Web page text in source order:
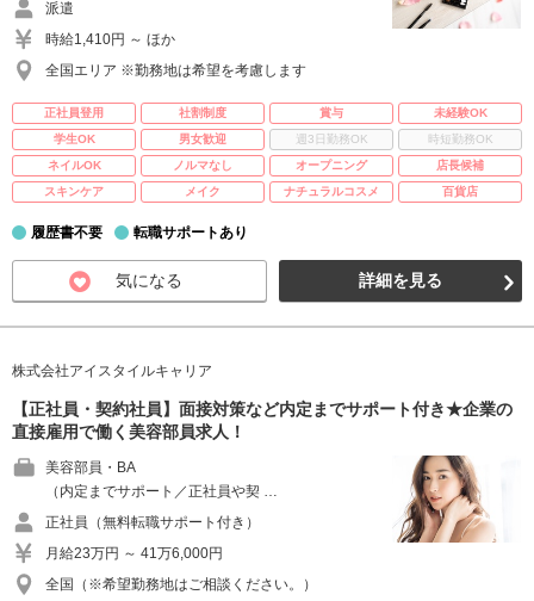
派遣
時給1,410円 ～ ほか
全国エリア ※勤務地は希望を考慮します
正社員登用 社割制度 賞与
未経験OK
学生OK
男女歓迎 週3日勤務OK
時短勤務OK
ネイルOK
ノルマなし オープニング
店長候補
スキンケア
メイク ナチュラルコスメ 百貨店
履歴書不要 転職サポートあり
気になる 詳細を見る
株式会社アイスタイルキャリア
【正社員・契約社員】面接対策など内定までサポート付き★企業の
直接雇用で働く美容部員求人！
美容部員・BA
（内定までサポート／正社員や契 …
正社員（無料転職サポート付き）
月給23万円 ～ 41万6,000円
全国（※希望勤務地はご相談ください。）